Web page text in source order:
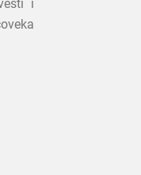
i